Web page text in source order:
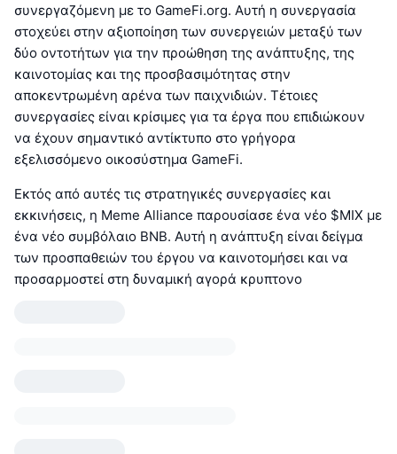
συνεργαζόμενη με το GameFi.org. Αυτή η συνεργασία
στοχεύει στην αξιοποίηση των συνεργειών μεταξύ των
δύο οντοτήτων για την προώθηση της ανάπτυξης, της
καινοτομίας και της προσβασιμότητας στην
αποκεντρωμένη αρένα των παιχνιδιών. Τέτοιες
συνεργασίες είναι κρίσιμες για τα έργα που επιδιώκουν
να έχουν σημαντικό αντίκτυπο στο γρήγορα
εξελισσόμενο οικοσύστημα GameFi.
Εκτός από αυτές τις στρατηγικές συνεργασίες και
εκκινήσεις, η Meme Alliance παρουσίασε ένα νέο $MIX με
ένα νέο συμβόλαιο BNB. Αυτή η ανάπτυξη είναι δείγμα
των προσπαθειών του έργου να καινοτομήσει και να
προσαρμοστεί στη δυναμική αγορά κρυπτονο